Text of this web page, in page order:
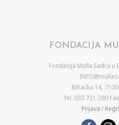
FONDACIJA
Fondacija Mulla Sadra u
Bihaćka 14,
Tel. 033 721-280
Prijava /